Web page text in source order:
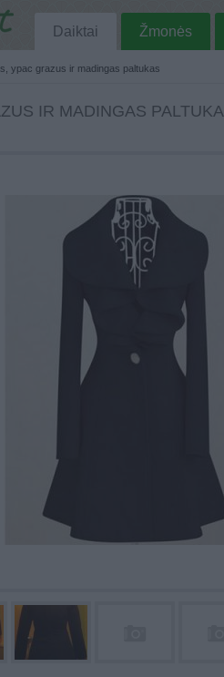
Daiktai Žmonės
ypac grazus ir madingas paltukas
IR MADINGAS